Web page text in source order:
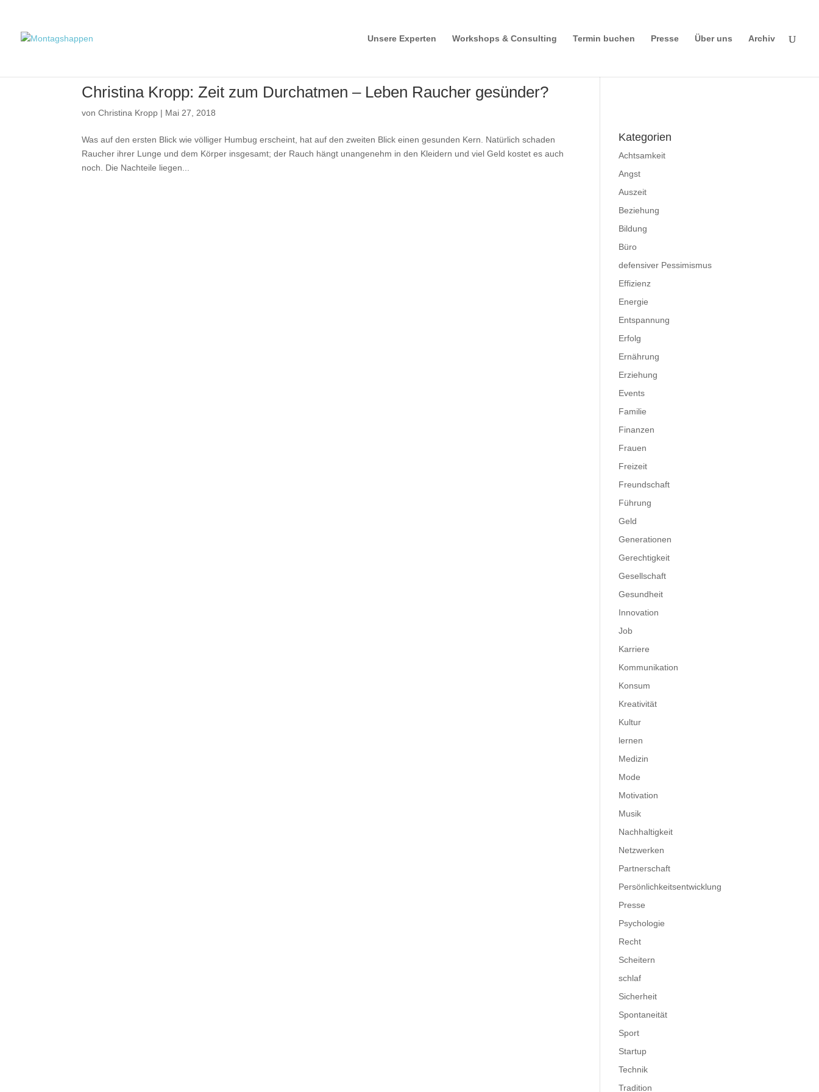
Unsere Experten Workshops & Consulting Termin buchen Presse Über uns Archiv
Christina Kropp: Zeit zum Durchatmen – Leben Raucher gesünder?
vonChristina Kropp | Mai 27, 2018
Was auf den ersten Blick wie völliger Humbug erscheint, hat auf den zweiten Blick einen gesunden Kern. Natürlich schaden
Raucher ihrer Lunge und dem Körper insgesamt; der Rauch hängt unangenehm in den Kleidern und viel Geld kostet es auch
noch. Die Nachteile liegen...
Kategorien
Achtsamkeit
Angst
Auszeit
Beziehung
Bildung
Büro
defensiver Pessimismus
Effizienz
Energie
Entspannung
Erfolg
Ernährung
Erziehung
Events
Familie
Finanzen
Frauen
Freizeit
Freundschaft
Führung
Geld
Generationen
Gerechtigkeit
Gesellschaft
Gesundheit
Innovation
Job
Karriere
Kommunikation
Konsum
Kreativität
Kultur
lernen
Medizin
Mode
Motivation
Musik
Nachhaltigkeit
Netzwerken
Partnerschaft
Persönlichkeitsentwicklung
Presse
Psychologie
Recht
Scheitern
schlaf
Sicherheit
Spontaneität
Sport
Startup
Technik
Tradition